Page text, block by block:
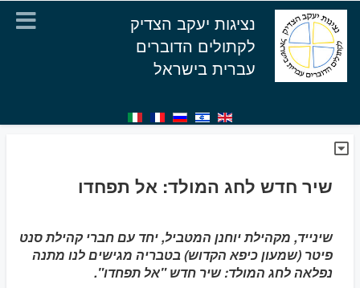
נציגות יעקב הצדיק
לקתולים הדוברים
עברית בישראל
שיר חדש לחג המולד: אל תפחדו
שינייד, מקהילת יוחנן המטביל, יחד עם חברי קהילת סנט
פיטר (שמעון כיפא הקדוש) בטבריה מגישים לנו מתנה
נפלאה לחג המולד: שיר חדש "אל תפחדו".